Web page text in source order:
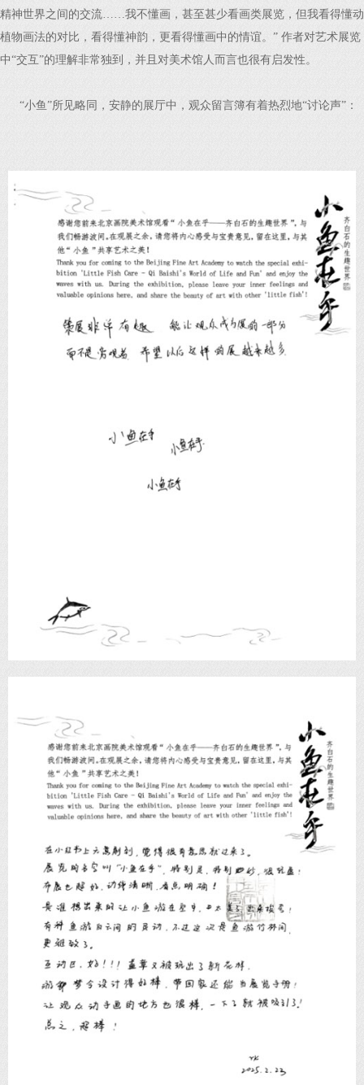
精神世界之间的交流……我不懂画，甚至甚少看画类展览，但我看得懂动
植物画法的对比，看得懂神韵，更看得懂画中的情谊。” 作者对艺术展览
中“交互”的理解非常独到，并且对美术馆人而言也很有启发性。
“小鱼”所见略同，安静的展厅中，观众留言簿有着热烈地“讨论声”：